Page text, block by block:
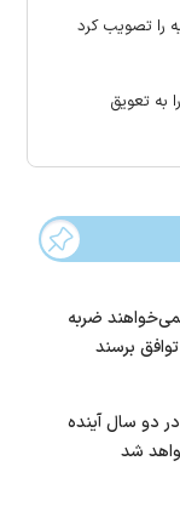
را تصویب کرد
به تعویق
ضربه
برسند
در دو سال آینده
شد